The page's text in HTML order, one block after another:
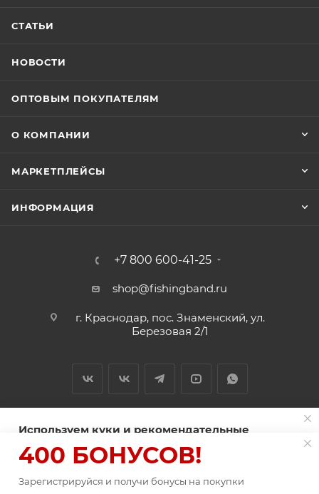
В КОРЗИНУ
СТАТЬИ
НОВОСТИ
ОПТОВЫМ ПОКУПАТЕЛЯМ
О КОМПАНИИ
МАРКЕТПЛЕЙСЫ
ИНФОРМАЦИЯ
+7 800 600-41-25
shop@fishingband.ru
г. Краснодар, пос. Знаменский, ул.
Березовая 2/1
2026 © ИП Нитиевский А.В.
Используем куки и рекомендательные
Пользуясь сайтом Fishingband.ru, вы соглашаетесь на
использованиефайлов куки.
400 БОНУСОВ!
Зарегистрируйся и получи бонусы на покупки